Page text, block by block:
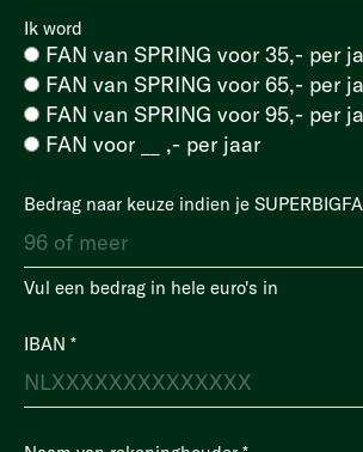
Ik word
FAN van SPRING voor 35,- per
FAN van SPRING voor 65,- per
FAN van SPRING voor 95,- per
FAN voor __ ,- per jaar
Bedrag naar keuze indien je
Vul een bedrag in hele euro's in
IBAN *